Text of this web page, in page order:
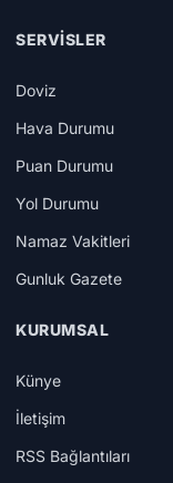
SERVISLER
Doviz
Hava Durumu
Puan Durumu
Yol Durumu
Namaz Vakitleri
Gunluk Gazete
KURUMSAL
Künye
İletişim
RSS Bağlantıları